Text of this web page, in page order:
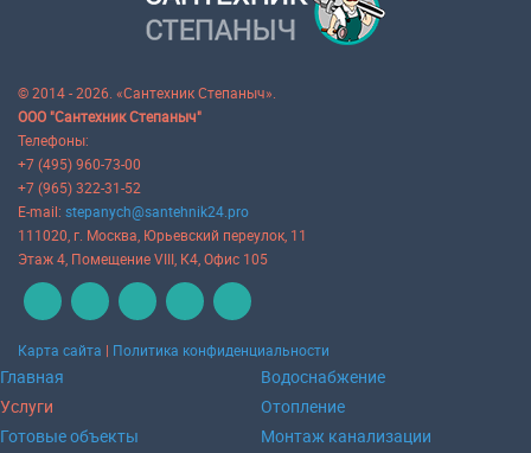
© 2014 - 2026. «Сантехник Степаныч».
ООО "Сантехник Степаныч"
Телефоны:
+7 (495) 960-73-00
+7 (965) 322-31-52
E-mail: stepanych@santehnik24.pro
111020 , г. Москва Юрьевский переулок, 11
Этаж 4, Помещение VIII, К4, Офис 105
Карта сайта | Политика конфиденциальности
Главная
Услуги
Готовые объекты
Водоснабжение
Отопление
Монтаж канализации